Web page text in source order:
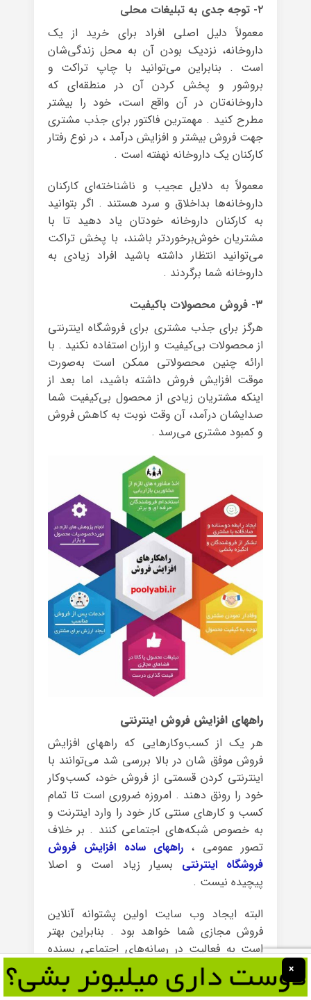
۲- توجه جدی به تبلیغات محلی
معمولاً دلیل اصلی افراد برای خرید از یک
داروخانه، نزدیک بودن آن به محل زندگی‌شان
است . بنابراین می‌توانید با چاپ تراکت و
بروشور و پخش کردن آن در منطقه‌ای که
داروخانه‌تان در آن واقع است، خود را بیشتر
مطرح کنید . مهمترین فاکتور برای جذب مشتری
جهت فروش بیشتر و افزایش درآمد ، در نوع رفتار
کارکنان یک داروخانه نهفته است .
معمولاً به دلایل عجیب و ناشناخته‌ای کارکنان
داروخانه‌ها بداخلاق و سرد هستند . اگر بتوانید
به کارکنان داروخانه خودتان یاد دهید تا با
مشتریان خوش‌برخوردتر باشند، با پخش تراکت
می‌توانید انتظار داشته باشید افراد زیادی به
داروخانه شما برگردند .
۳- فروش محصولات باکیفیت
هرگز برای جذب مشتری برای فروشگاه اینترنتی
از محصولات بی‌کیفیت و ارزان استفاده نکنید . با
ارائه چنین محصولاتی ممکن است به‌صورت
موقت افزایش فروش داشته باشید، اما بعد از
اینکه مشتریان زیادی از محصول بی‌کیفیت شما
صدایشان درآمد، آن وقت نوبت به کاهش فروش
و کمبود مشتری می‌رسد .
راههای افزایش فروش اینترنتی
هر یک از کسب‌وکارهایی که راههای افزایش
فروش موفق شان در بالا بررسی شد می‌توانند با
اینترنتی کردن قسمتی از فروش خود، کسب‌وکار
خود را رونق دهند . امروزه ضروری است تا تمام
کسب و کارهای سنتی کار خود را وارد اینترنت و
به خصوص شبکه‌های اجتماعی کنند . بر خلاف
تصور عمومی ، راههای ساده افزایش فروش
فروشگاه اینترنتی بسیار زیاد است و اصلا
پیچیده نیست .
البته ایجاد وب سایت اولین پشتوانه آنلاین
فروش مجازی شما خواهد بود . بنابراین بهتر
است به فعالیت در رسانه‌های اجتماعی بسنده
نکرده و حتماً یک سایت مستقل برای فروش
محصولات اینترنتی خود داشته باشید . آن‌گاه
×